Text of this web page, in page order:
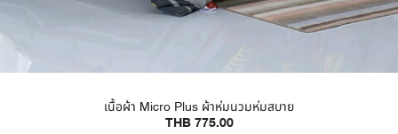
เนื้อผ้า Micro Plus ผ้าห่มนวมห่มสบาย
THB 775.00